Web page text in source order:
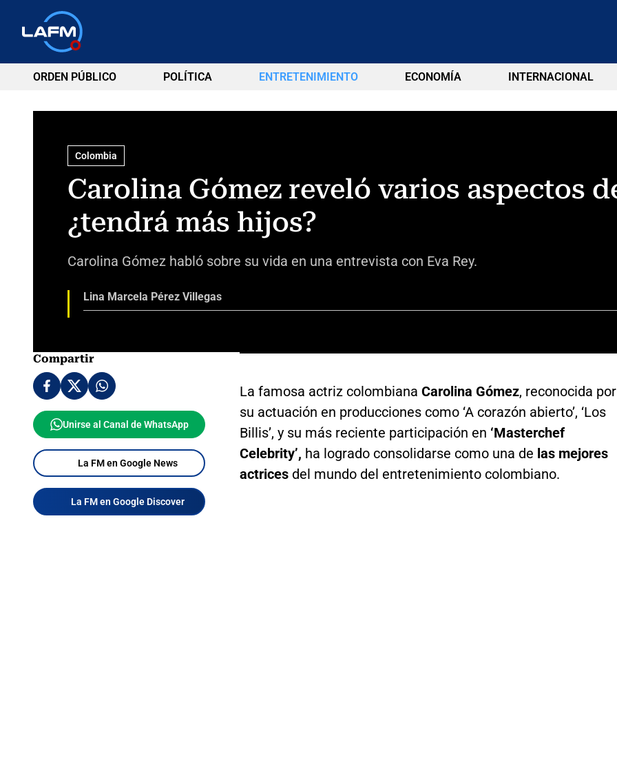
ORDEN PÚBLICO POLÍTICA ENTRETENIMIENTO ECONOMÍA INTERNACIONAL
Colombia
Carolina Gómez reveló varios aspectos
¿tendrá más hijos?
Carolina Gómez habló sobre su vida en una entrevista con Eva Rey.
Lina Marcela Pérez Villegas
Compartir
Unirse al Canal de WhatsApp
La FM en Google News
La FM en Google Discover
La famosa actriz colombiana Carolina Gómez, reconocida por
su actuación en producciones como ‘A corazón abierto’, ‘Los
Billis’, y su más reciente participación en ‘Masterchef
Celebrity’, ha logrado consolidarse como una de las mejores
actricesdel mundo del entretenimiento colombiano.